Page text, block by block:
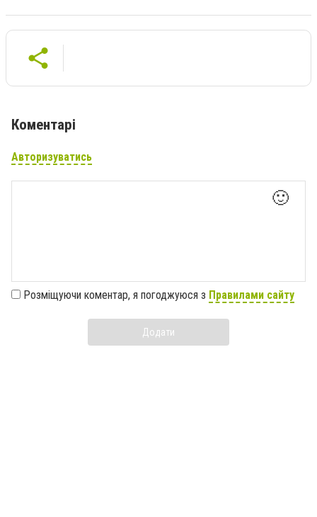
Коментарі
Авторизуватись
🙂
Розміщуючи коментар, я погоджуюся з Правилами сайту
Додати